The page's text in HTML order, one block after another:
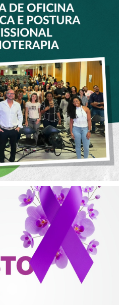
DO
PARTICIPA DE
ÉTICA E
– ACOLHER,
COMBATER A
CONTRA A